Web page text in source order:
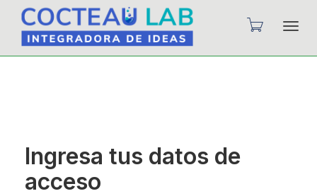
Ingresa tus datos de
acceso